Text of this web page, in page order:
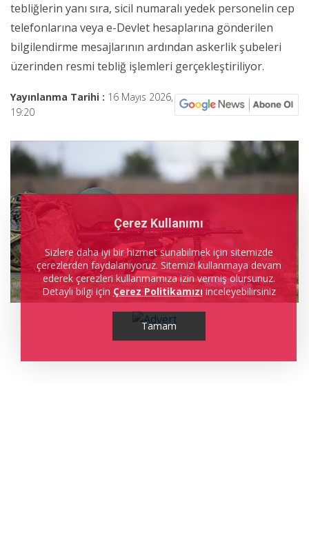
tebliğlerin yanı sıra, sicil numaralı yedek personelin cep
telefonlarına veya e-Devlet hesaplarına gönderilen
bilgilendirme mesajlarının ardından askerlik şubeleri
üzerinden resmi tebliğ işlemleri gerçekleştiriliyor.
Yayınlanma Tarihi : 16 Mayıs 2026,
19:20
Çerez Kullanımı
Sizlere daha iyi bir hizmet sunabilmek için sitemizde
çerezlerden faydalanıyoruz. Sitemizi kullanmaya devam
ederek çerezleri kullanmamıza izin vermiş olursunuz.
Detaylı bilgi için Çerez Politikamızıinceleyebilirsiniz
Tamam